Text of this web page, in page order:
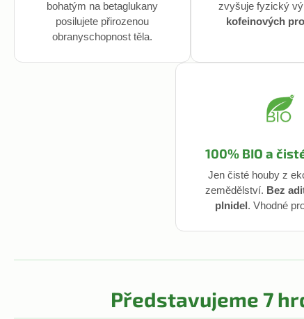
bohatým na betaglukany
posilujete přirozenou
obranyschopnost těla.
zvyšuje fyzický
kofeinových
100% BIO a
Jen čisté houby z
zemědělství. Bez
plnidel . Vhodné
Představujeme 7